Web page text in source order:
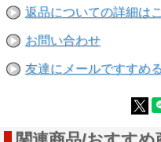
返品についての詳細は
お問い合わせ
友達にメールですすめ